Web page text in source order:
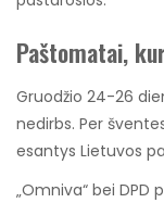
Paštomatai,
Gruodžio 24-26
nedirbs. Per
esantys Lietuvos
„Omniva“ bei